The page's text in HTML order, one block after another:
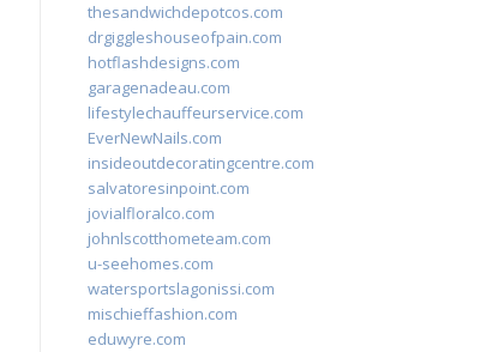
thesandwichdepotcos.com
drgiggleshouseofpain.com
hotflashdesigns.com
garagenadeau.com
lifestylechauffeurservice.com
EverNewNails.com
insideoutdecoratingcentre.com
salvatoresinpoint.com
jovialfloralco.com
johnlscotthometeam.com
u-seehomes.com
watersportslagonissi.com
mischieffashion.com
eduwyre.com